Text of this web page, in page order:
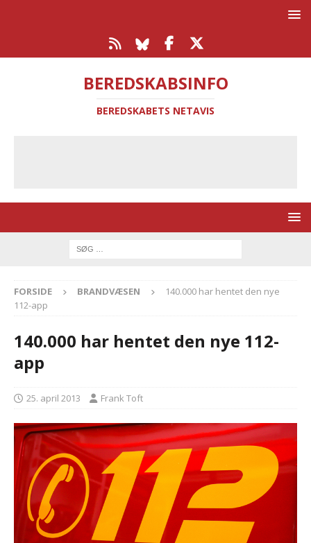
BEREDSKABSINFO
BEREDSKABETS NETAVIS
FORSIDE BRANDVÆSEN
140.000 har hentet den nye
112-app
140.000 har hentet den nye 112-
app
25. april 2013 Frank Toft